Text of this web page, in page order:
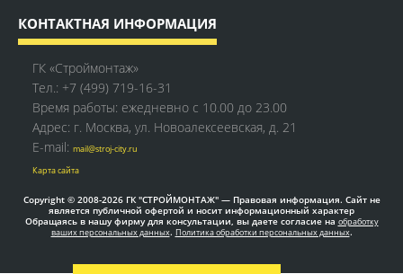
КОНТАКТНАЯ ИНФОРМАЦИЯ
ГК «Строймонтаж»
Тел.: +7 (499) 719-16-31
Время работы: ежедневно с 10.00 до 23.00
Адрес: г. Москва, ул. Новоалексеевская, д. 21
E-mail: mail@stroj-city.ru
Карта сайта
Copyright © 2008-2026 ГК "СТРОЙМОНТАЖ" — Правовая информация. Сайт не
является публичной офертой и носит информационный характер
Обращаясь в нашу фирму для консультации, вы даете согласие на обработку
ваших персональных данных. Политика обработки персональных данных.